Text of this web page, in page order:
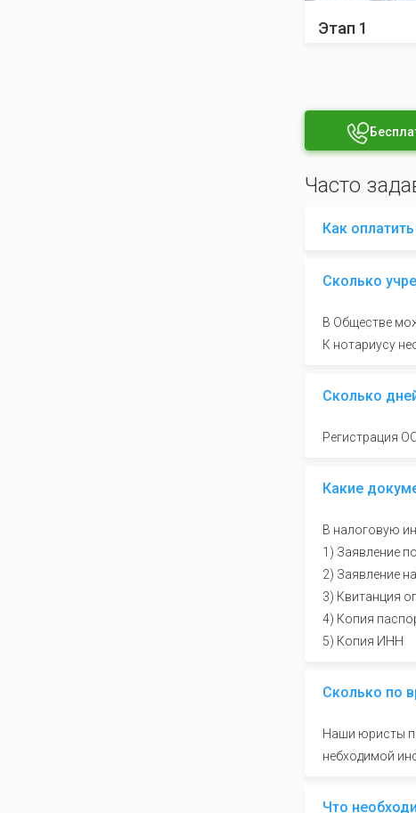
Этап 1
Часто
Как
Сколько
В Обществе
К нотариусу
Сколько
Регистрация
Какие
В налоговую
1) Заявление
2) Заявление
3) Квитанция
4) Копия
5) Копия ИНН
Сколько по
Наши юристы
небходимой
Что